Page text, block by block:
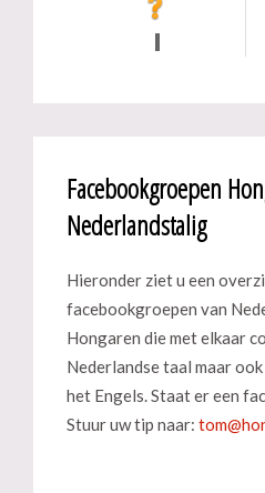
Facebookgroepen
Nederlandstalig
Hieronder ziet u een
facebookgroepen van
Hongaren die met elkaar
Nederlandse taal maar
het Engels. Staat er een
Stuur uw tip naar: